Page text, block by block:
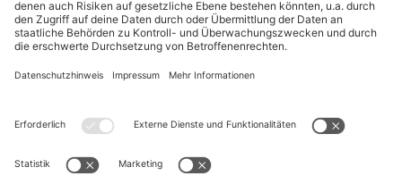
* Wir bitten um Beachtung, dass diese Aktionsartikel im
begrenzter Anzahl zur Verfügung stehen. Sie können daher schon